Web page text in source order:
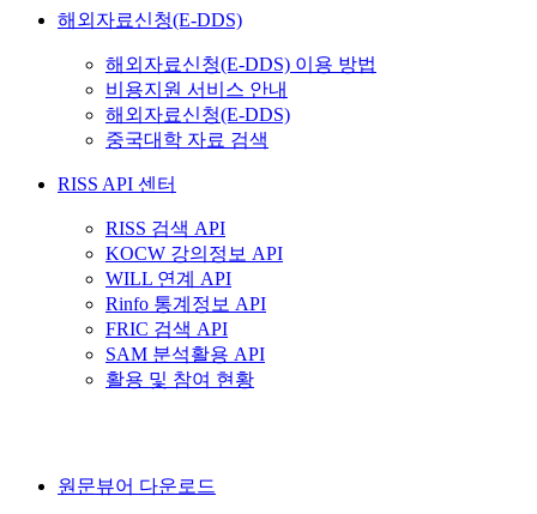
해외자료신청(E-DDS)
해외자료신청(E-DDS) 이용 방법
비용지원 서비스 안내
해외자료신청(E-DDS)
중국대학 자료 검색
RISS API 센터
RISS 검색 API
KOCW 강의정보 API
WILL 연계 API
Rinfo 통계정보 API
FRIC 검색 API
SAM 분석활용 API
활용 및 참여 현황
원문뷰어 다운로드